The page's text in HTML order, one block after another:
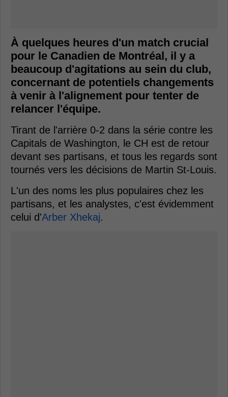
À quelques heures d'un match crucial
pour le Canadien de Montréal, il y a
beaucoup d'agitations au sein du club,
concernant de potentiels changements
à venir à l'alignement pour tenter de
relancer l'équipe.
Tirant de l'arrière 0-2 dans la série contre les
Capitals de Washington, le CH est de retour
devant ses partisans, et tous les regards sont
tournés vers les décisions de Martin St-Louis.
L'un des noms les plus populaires chez les
partisans, et les analystes, c'est évidemment
celui d'Arber Xhekaj.